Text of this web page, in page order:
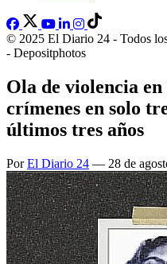
© 2025 El Diario 24 - Todos
- Depositphotos
Ola de violencia
crímenes en solo
últimos tres años
PorEl Diario 24 — 28 de